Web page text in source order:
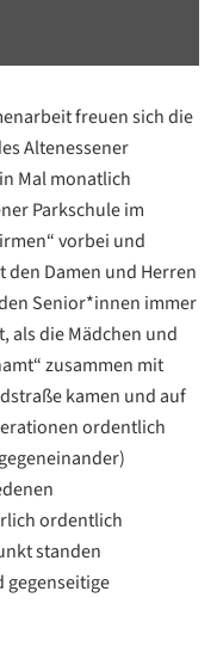
freuen sich die
Altenessener
Mal monatlich
Parkschule im
vorbei und
Damen und Herren
Senior*innen immer
als die Mädchen und
zusammen mit
kamen und auf
ordentlich
ordentlich
standen
gegenseitige